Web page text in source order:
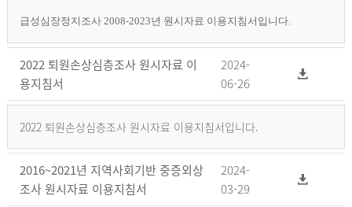
급성심장정지조사 2008-2023년 원시자료 이용지침서입니다.
2022 퇴원손상심층조사 원시자료 이
용지침서
2024-
06-26
2022 퇴원손상심층조사 원시자료 이용지침서입니다.
2016~2021년 지역사회기반 중증외상
조사 원시자료 이용지침서
2024-
03-29